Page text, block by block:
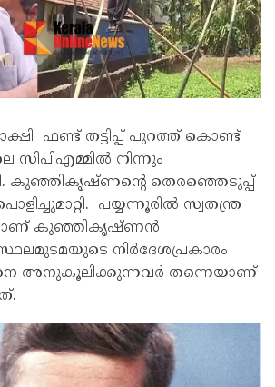
ഫണ്ട് തട്ടിപ്പ് പുറത്ത് കൊണ്ട്
സിപിഎമ്മിൽ നിന്നും
കുഞ്ഞികൃഷ്ണന്‍റെ തെരഞ്ഞെടുപ്പ്
പയ്യന്നൂരിൽ സ്വതന്ത്ര
കുഞ്ഞികൃഷ്ണൻ
നിർദേശപ്രകാരം
അനുകൂലിക്കുന്നവർ തന്നെയാണ്